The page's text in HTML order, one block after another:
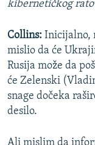
kibernetičkog
Collins: Inicijalno,
mislio da će
Rusija može da
će Zelenski
snage dočeka
desilo.